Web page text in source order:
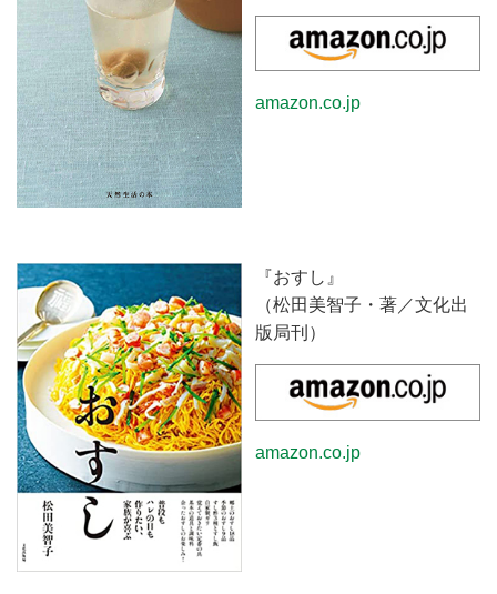
amazon.co.jp
『おすし』
（松田美智子・著／文化出
版局刊）
amazon.co.jp